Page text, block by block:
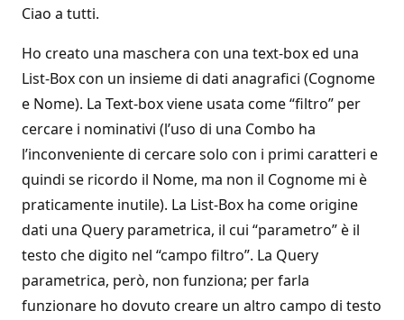
Ciao a tutti.
Ho creato una maschera con una text-box ed una
List-Box con un insieme di dati anagrafici (Cognome
e Nome). La Text-box viene usata come “filtro” per
cercare i nominativi (l’uso di una Combo ha
l’inconveniente di cercare solo con i primi caratteri e
quindi se ricordo il Nome, ma non il Cognome mi è
praticamente inutile). La List-Box ha come origine
dati una Query parametrica, il cui “parametro” è il
testo che digito nel “campo filtro”. La Query
parametrica, però, non funziona; per farla
funzionare ho dovuto creare un altro campo di testo